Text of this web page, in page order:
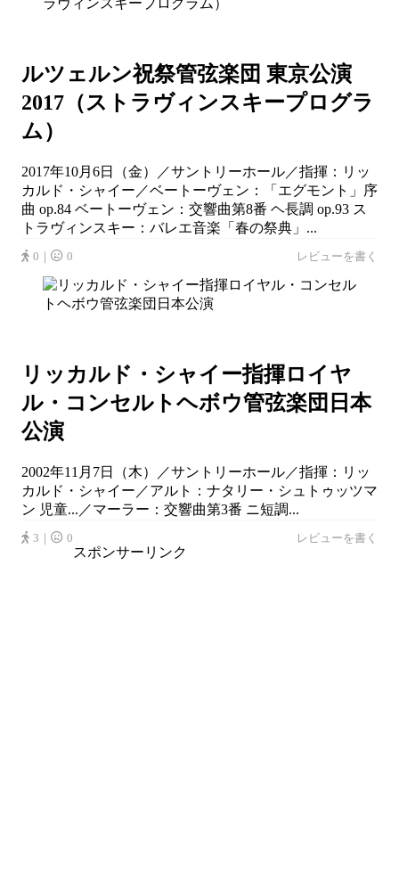
ルツェルン祝祭管弦楽団 東京公演
2017（ストラヴィンスキープログラ
ム）
2017年10月6日（金）／サントリーホール／指揮：リッ
カルド・シャイー／ベートーヴェン：「エグモント」序
曲 op.84 ベートーヴェン：交響曲第8番 ヘ長調 op.93 ス
トラヴィンスキー：バレエ音楽「春の祭典」...
0｜ 0 レビューを書く
リッカルド・シャイー指揮ロイヤ
ル・コンセルトヘボウ管弦楽団日本
公演
2002年11月7日（木）／サントリーホール／指揮：リッ
カルド・シャイー／アルト：ナタリー・シュトゥッツマ
ン 児童...／マーラー：交響曲第3番 ニ短調...
3｜ 0 レビューを書く
スポンサーリンク